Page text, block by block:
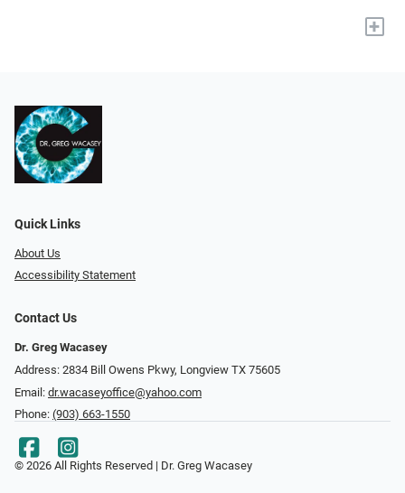
+
Quick Links
About Us
Accessibility Statement
Contact Us
Dr. Greg Wacasey
Address: 2834 Bill Owens Pkwy, Longview TX 75605
Email: dr.wacaseyoffice@yahoo.com
Phone: (903) 663-1550
© 2026 All Rights Reserved | Dr. Greg Wacasey